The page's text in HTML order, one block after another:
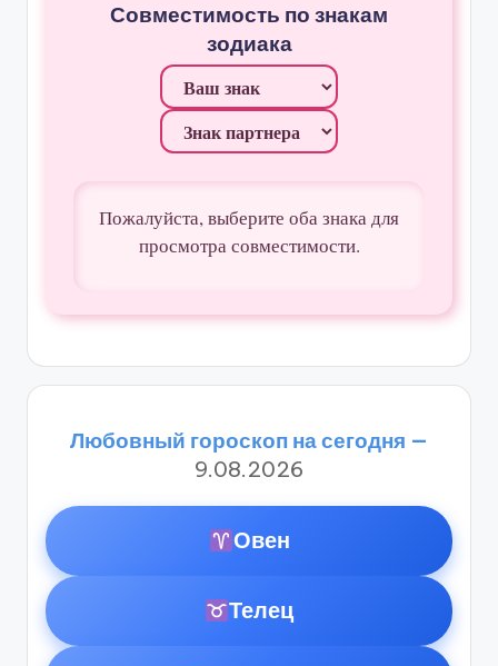
Совместимость по знакам
зодиака
Пожалуйста, выберите оба знака для
просмотра совместимости.
Любовный гороскоп на сегодня —
9.08.2026
Овен
Телец